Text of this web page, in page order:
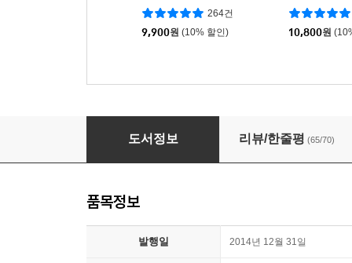
264건
9,900원 (10% 할인) 10,800원
광장/구운몽
도서정보 리뷰/한줄평 (65/70)
품목정보
발행일 2014년 12월 31일